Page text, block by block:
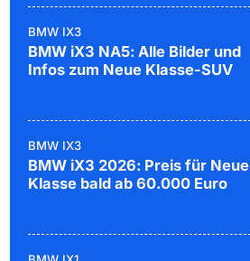
BMW IX3
BMW iX3 NA5: Alle Bilder und
Infos zum Neue Klasse-SUV
BMW IX3
BMW iX3 2026: Preis für Neue
Klasse bald ab 60.000 Euro